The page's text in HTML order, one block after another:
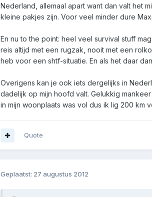
Nederland, allemaal apart want dan valt het
kleine pakjes zijn. Voor veel minder dure
En nu to the point: heel veel survival stuff
reis altijd met een rugzak, nooit met een
heb voor een shtf-situatie. En als het daar
Overigens kan je ook iets dergelijks in
dadelijk op mijn hoofd valt. Gelukkig
in mijn woonplaats was vol dus ik lig 200 km
Quote
Geplaatst: 27 augustus 2012